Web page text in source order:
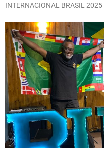
INTERNACIONAL BRASIL 2025